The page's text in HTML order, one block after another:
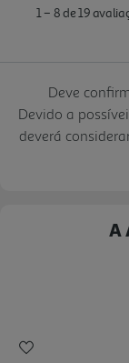
Deve
Devido a
deverá
A